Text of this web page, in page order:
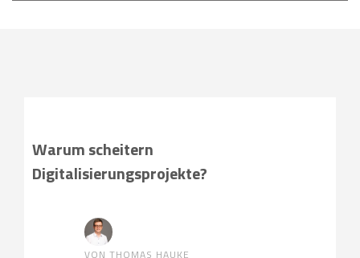
Warum scheitern
Digitalisierungsprojekte?
VON THOMAS HAUKE